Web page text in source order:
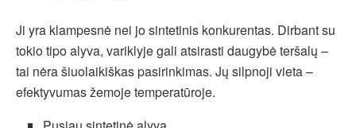
Ji yra klampesnė nei jo sintetinis konkurentas. Dirbant su
tokio tipo alyva, variklyje gali atsirasti daugybė teršalų –
tai nėra šiuolaikiškas pasirinkimas. Jų silpnoji vieta –
efektyvumas žemoje temperatūroje.